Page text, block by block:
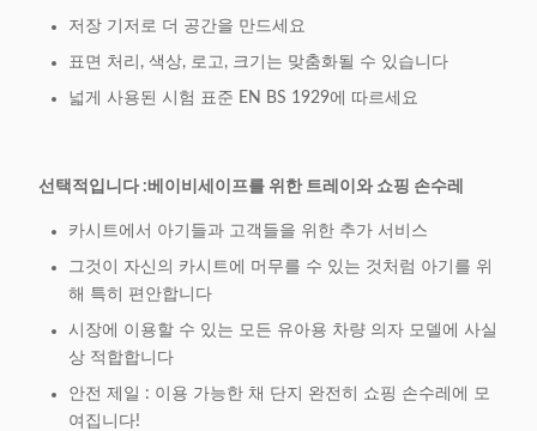
저장 기저로 더 공간을 만드세요
표면 처리, 색상, 로고, 크기는 맞춤화될 수 있습니다
넓게 사용된 시험 표준 EN BS 1929에 따르세요
선택적입니다 :베이비세이프를 위한 트레이와 쇼핑 손수레
카시트에서 아기들과 고객들을 위한 추가 서비스
그것이 자신의 카시트에 머무를 수 있는 것처럼 아기를 위
해 특히 편안합니다
시장에 이용할 수 있는 모든 유아용 차량 의자 모델에 사실
상 적합합니다
안전 제일 : 이용 가능한 채 단지 완전히 쇼핑 손수레에 모
여집니다!